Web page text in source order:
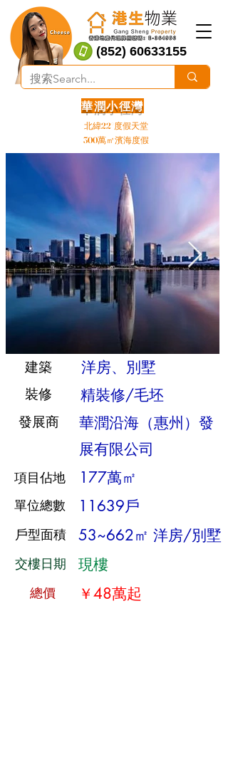
(852) 60633155
華潤小徑灣
北緯22°度假天堂
300萬㎡濱海度假
建築 洋房、別墅
​裝修 精裝修/毛坯
發展商
華潤沿海（惠州）發
展有限公司
項目佔地 177萬㎡
單位總數 11639戶
戶型面積 53~662㎡ 洋房/別墅
交樓日期 現樓
​總價 ￥48萬起